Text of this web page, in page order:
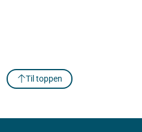
Til toppen